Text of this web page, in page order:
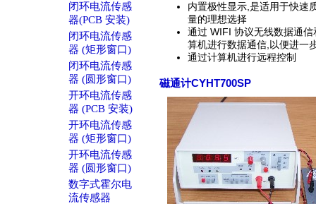
闭环电流传感
器(PCB 安装)
闭环电流传感
器 (矩形窗口)
闭环电流传感
器 (圆形窗口)
开环电流传感
器 (PCB 安装)
开环电流传感
器 (矩形窗口)
开环电流传感
器 (圆形窗口)
数字式霍尔电
流传感器
内置极性显示,是适用于快速
量的理想选择
通过 WIFI 协议无线数据通
算机进行数据通信,以便进一
通过计算机进行远程控制
磁通计CYHT700SP